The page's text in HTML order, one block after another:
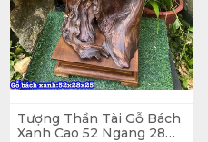
Tượng Thần Tài Gỗ Bách
Xanh Cao 52 Ngang 28